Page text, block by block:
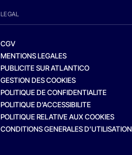
LEGAL
CGV
MENTIONS LEGALES
PUBLICITE SUR ATLANTICO
GESTION DES COOKIES
POLITIQUE DE CONFIDENTIALITE
POLITIQUE D’ACCESSIBILITE
POLITIQUE RELATIVE AUX COOKIES
CONDITIONS GENERALES D’UTILISATION